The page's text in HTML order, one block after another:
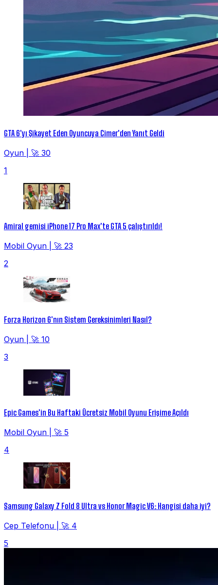
GTA 6'yı Şikayet Eden Oyuncuya Cimer'den Yanıt Geldi
Oyun
🚀 30
1
Amiral gemisi iPhone 17 Pro Max'te GTA 5 çalıştırıldı!
Mobil Oyun
🚀 23
2
Forza Horizon 6'nın Sistem Gereksinimleri Nasıl?
Oyun
🚀 10
3
Epic Games'in Bu Haftaki Ücretsiz Mobil Oyunu Erişime Açıldı
Mobil Oyun
🚀 5
4
Samsung Galaxy Z Fold 8 Ultra vs Honor Magic V6: Hangisi daha iyi?
Cep Telefonu
🚀 4
5